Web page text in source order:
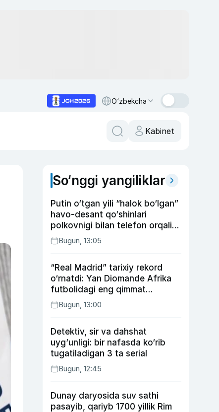
O‘zbekcha
Kabinet
So‘nggi yangiliklar
Putin o‘tgan yili “halok bo‘lgan”
havo-desant qo‘shinlari
polkovnigi bilan telefon orqali
suhbatlashdi
Bugun, 13:05
“Real Madrid” tarixiy rekord
o‘rnatdi: Yan Diomande Afrika
futbolidagi eng qimmat
transferga aylandi
Bugun, 13:00
Detektiv, sir va dahshat
uyg‘unligi: bir nafasda ko‘rib
tugatiladigan 3 ta serial
Bugun, 12:45
Dunay daryosida suv sathi
pasayib, qariyb 1700 yillik Rim